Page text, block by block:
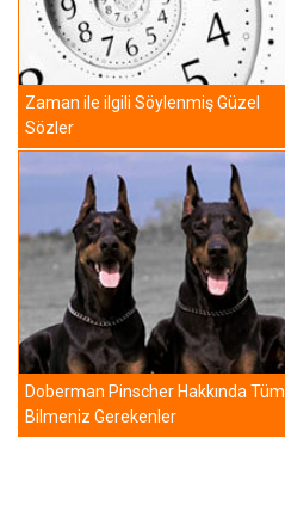
Zaman ile ilgili Söylenmiş Güzel
Sözler
Doberman Pinscher Hakkında Tüm
Bilmeniz Gerekenler